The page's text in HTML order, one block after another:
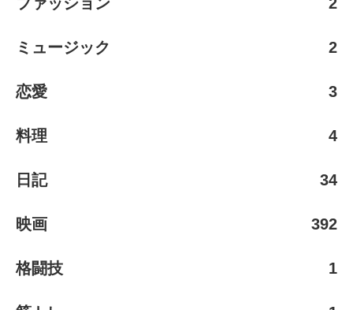
ミュージック 2
恋愛 3
料理 4
日記 34
映画 392
格闘技 1